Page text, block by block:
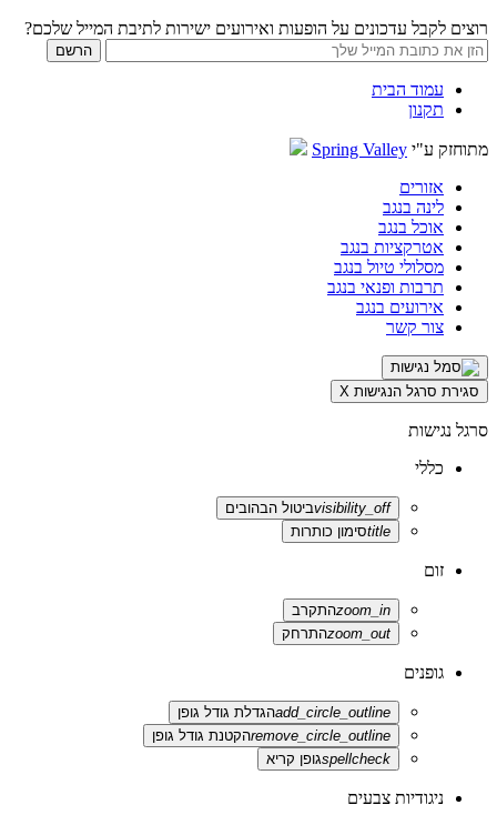
רוצים לקבל עדכונים על הופעות ואירועים ישירות לתיבת המייל שלכם?
עמוד הבית
תקנון
מתוחזק ע"י Spring Valley
אזורים
לינה בנגב
אוכל בנגב
אטרקציות בנגב
מסלולי טיול בנגב
תרבות ופנאי בנגב
אירועים בנגב
צור קשר
סגירת סרגל הנגישות X
סרגל נגישות
כללי
visibility_offביטול הבהובים
titleסימון כותרות
זום
zoom_inהתקרב
zoom_outהתרחק
גופנים
add_circle_outlineהגדלת גודל גופן
remove_circle_outlineהקטנת גודל גופן
spellcheckגופן קריא
ניגודיות צבעים